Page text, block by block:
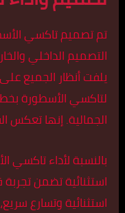
تم تصميم تاكسي
التصميم الداخلي
يلفت أنظار الجميع
لتاكسي الأسطورة
الجمالية. إنها
بالنسبة لأداء تاكسي
استثنائية تضمن
استثنائية وتسارع